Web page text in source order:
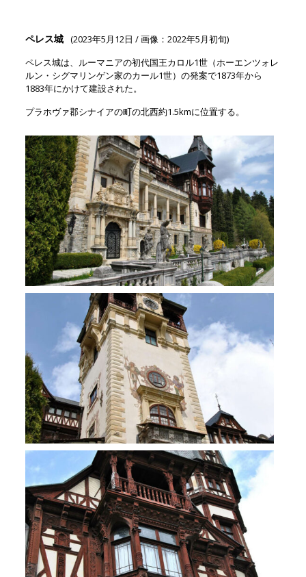
ペレス城 (2023年5月12日 / 画像：2022年5月初旬)
ペレス城は、ルーマニアの初代国王カロル1世（ホーエンツォレ
ルン・シグマリンゲン家のカール1世）の発案で1873年から
1883年にかけて建設された。
プラホヴァ郡シナイアの町の北西約1.5kmに位置する。